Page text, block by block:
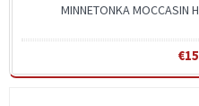
MINNETONKA MOCCASIN